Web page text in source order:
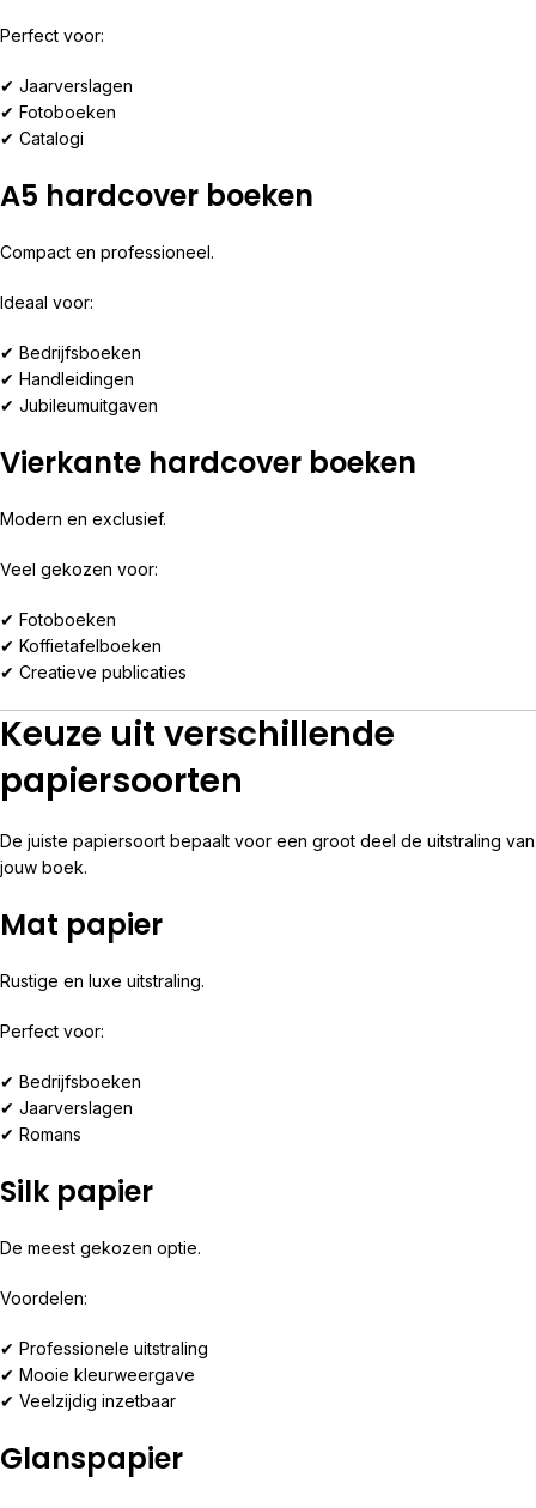
Perfect voor:
✔ Jaarverslagen
✔ Fotoboeken
✔ Catalogi
A5 hardcover boeken
Compact en professioneel.
Ideaal voor:
✔ Bedrijfsboeken
✔ Handleidingen
✔ Jubileumuitgaven
Vierkante hardcover boeken
Modern en exclusief.
Veel gekozen voor:
✔ Fotoboeken
✔ Koffietafelboeken
✔ Creatieve publicaties
Keuze uit verschillende
papiersoorten
De juiste papiersoort bepaalt voor een groot deel de uitstraling van
jouw boek.
Mat papier
Rustige en luxe uitstraling.
Perfect voor:
✔ Bedrijfsboeken
✔ Jaarverslagen
✔ Romans
Silk papier
De meest gekozen optie.
Voordelen:
✔ Professionele uitstraling
✔ Mooie kleurweergave
✔ Veelzijdig inzetbaar
Glanspapier